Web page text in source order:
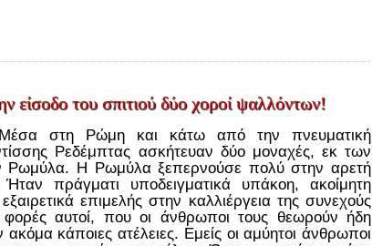
είσοδο του σπιτιού δύο χοροί ψαλλόντων!
στη Ρώμη και κάτω από την πνευματική
Ρεδέμπτας ασκήτευαν δύο μοναχές, εκ των
Ρωμύλα. Η Ρωμύλα ξεπερνούσε πολύ στην αρετή
πράγματι υποδειγματικά υπάκοη, ακοίμητη
επιμελής στην καλλιέργεια της συνεχούς
αυτοί, που οι άνθρωποι τους θεωρούν ήδη
κάποιες ατέλειες. Εμείς οι αμύητοι άνθρωποι